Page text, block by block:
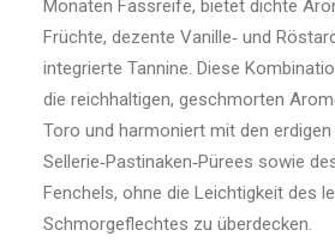
Monaten Fassreife, bietet dichte
Früchte, dezente Vanille‑ und
integrierte Tannine. Diese
die reichhaltigen, geschmorten
Toro und harmoniert mit den
Sellerie‑Pastinaken‑Pürees sowie
Fenchels, ohne die Leichtigkeit des
Schmorgeflechtes zu überdecken.